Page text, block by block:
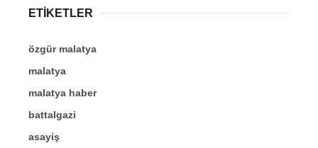
ETİKETLER
özgür malatya
malatya
malatya haber
battalgazi
asayiş